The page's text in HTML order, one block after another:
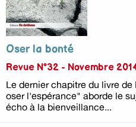
Oser la bonté
Revue N°32 - Novembre
Le dernier chapitre du livre
oser l'espérance" aborde le
écho à la bienveillance...